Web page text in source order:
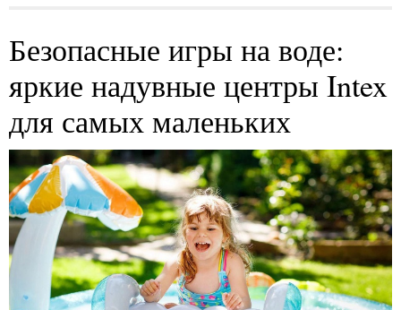
Безопасные игры на воде:
яркие надувные центры Intex
для самых маленьких